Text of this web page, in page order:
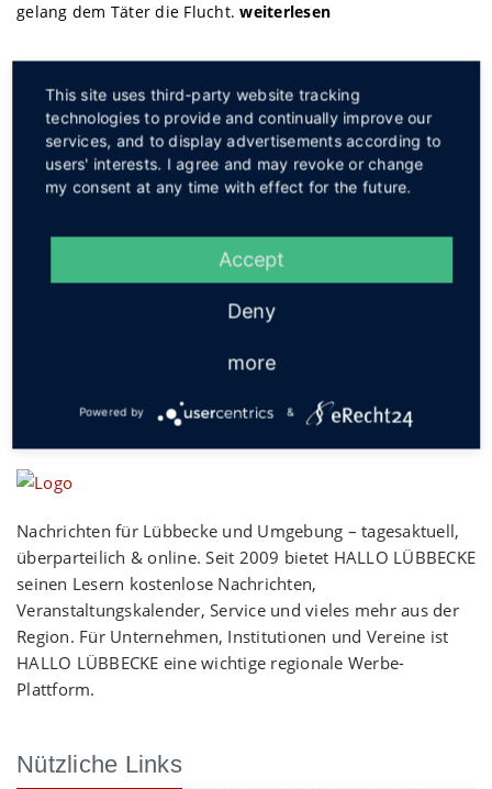
gelang dem Täter die Flucht.weiterlesen
Service
Nachrichten für Lübbecke und Umgebung – tagesaktuell,
überparteilich & online. Seit 2009 bietet HALLO LÜBBECKE
seinen Lesern kostenlose Nachrichten,
Veranstaltungskalender, Service und vieles mehr aus der
Region. Für Unternehmen, Institutionen und Vereine ist
HALLO LÜBBECKE eine wichtige regionale Werbe-
Plattform.
Nützliche Links
This site uses third-party website tracking
technologies to provide and continually improve our
services, and to display advertisements according to
users' interests. I agree and may revoke or change
my consent at any time with effect for the future.
Accept
Deny
more
Powered by &